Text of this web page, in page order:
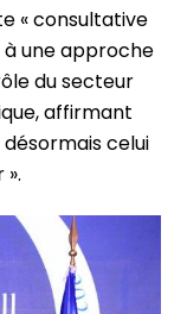
« consultative
à une approche
du secteur
affirmant
celui